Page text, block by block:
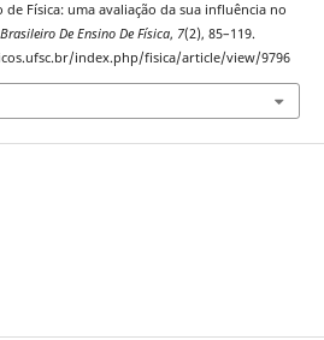
Física: uma avaliação da sua influência no
De Ensino De Física, 7(2), 85–119.
index.php/fisica/article/view/9796